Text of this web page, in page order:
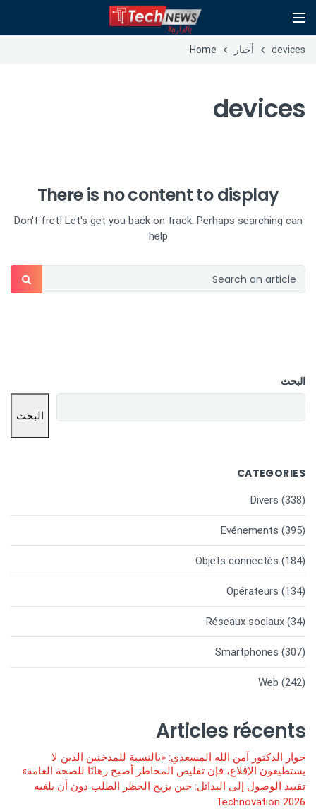
devices أخبار Home
devices
There is no content to display
Don't fret! Let's get you back on track. Perhaps searching can
help
البحث
البحث
CATEGORIES
Divers (338)
Evénements (395)
Objets connectés (184)
Opérateurs (134)
Réseaux sociaux (34)
Smartphones (307)
Web (242)
Articles récents
حوار الدكتور آمن الله المسعدي: «بالنسبة للمدخنين الذين لا
يستطيعون الإقلاع، فإن تقليص المخاطر أصبح رهانًا للصحة العامة»
تقييد الوصول إلى البدائل: حين يزيح الحظر الطلب دون أن يلغيه
Technovation 2026